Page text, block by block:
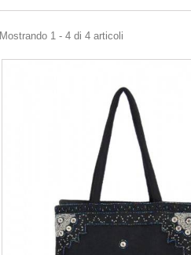
Mostrando 1 - 4 di 4 articoli